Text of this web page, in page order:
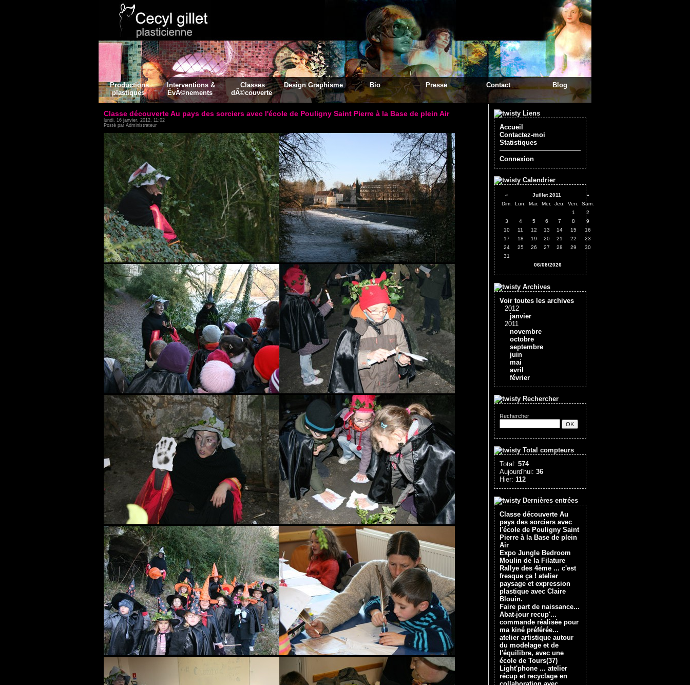
Productions
plastiques
Interventions &
ÉvÃ©nements
Classes
dÃ©couverte
Design Graphisme Bio Presse Contact Blog
Liens
Accueil
Contactez-moi
Statistiques
Connexion
Calendrier
« Juillet 2011
»
Dim.
Lun. Mar. Mer. Jeu. Ven.
Sam.
1
2
3
4 5 6 7 8
9
10
11 12 13 14 15
16
17
18 19 20 21 22
23
24
25 26 27 28 29
30
31
06/08/2026
Archives
Voir toutes les archives
2012
janvier
2011
novembre
octobre
septembre
juin
mai
avril
février
Rechercher
Rechercher
Total compteurs
Total: 574
Aujourd'hui: 36
Hier: 112
Dernières entrées
Classe découverte Au
pays des sorciers avec
l'école de Pouligny Saint
Pierre à la Base de plein
Air
Expo Jungle Bedroom
Moulin de la Filature
Rallye des 4ème ... c'est
fresque ça ! atelier
paysage et expression
plastique avec Claire
Blouin.
Faire part de naissance...
Abat-jour recup'...
commande réalisée pour
ma kiné préférée...
atelier artistique autour
du modelage et de
l'équilibre, avec une
école de Tours(37)
Light'phone ... atelier
récup et recyclage en
Classe découverte Au pays des sorciers avec l'école de Pouligny Saint Pierre à la Base de plein Air
lundi, 16 janvier, 2012, 11:02
Posté par Administrateur